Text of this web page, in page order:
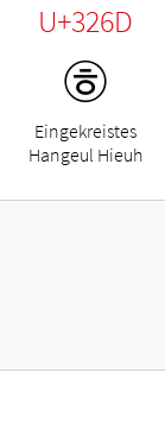
U+326D
㉭
Eingekreistes
Hangeul Hieuh